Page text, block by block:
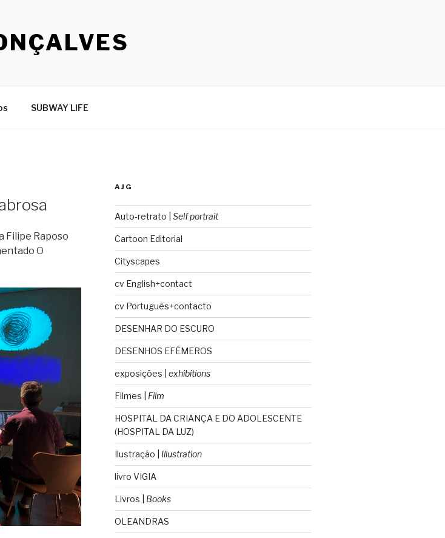
SUBWAY LIFE
Filipe Raposo
O
AJG
Auto-retrato | Self portrait
Cartoon Editorial
Cityscapes
cv English+contact
cv Português+contacto
DESENHAR DO ESCURO
DESENHOS EFÉMEROS
exposições | exhibitions
Filmes | Film
HOSPITAL DA CRIANÇA E DO ADOLESCENTE
(HOSPITAL DA LUZ)
Ilustração | Illustration
livro VIGIA
Livros | Books
OLEANDRAS